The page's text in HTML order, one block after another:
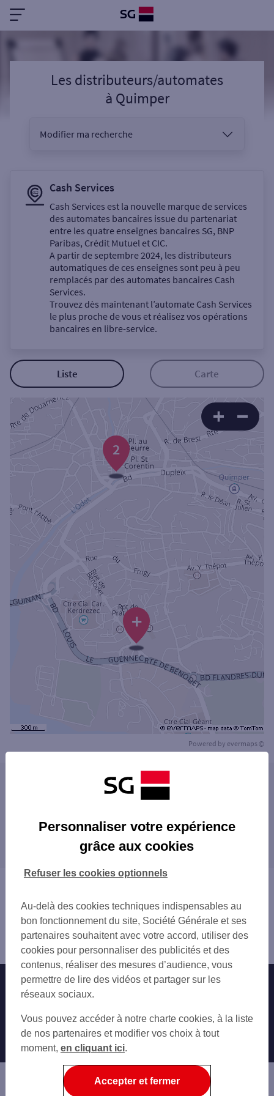
Les distributeurs/automates
à Quimper
Modifier ma recherche
Sélectionnez votre recherche
Un service
Autour de moi
Ville / Code postal
Cash Services
Cash Services est la nouvelle marque de services
des automates bancaires issue du partenariat
entre les quatre enseignes bancaires SG, BNP
Paribas, Crédit Mutuel et CIC.
A partir de septembre 2024, les distributeurs
automatiques de ces enseignes sont peu à peu
remplacés par des automates bancaires Cash
Services.
Trouvez dès maintenant l’automate Cash Services
le plus proche de vous et réalisez vos opérations
bancaires en libre-service.
Liste Carte
+
2
Powered by evermaps ©
Les distributeurs/automates dans les villes à
DOUARNENEZ
Les distributeurs/automates dans les
départements limitrophes
56 MORBIHAN
Finistère
Nos engagements Nous contacter
Autres sites SG
Professionnels
Entreprises
Associations
Personnaliser votre expérience
grâce aux cookies
Au-delà des cookies techniques indispensables au
bon fonctionnement du site, Société Générale et ses
partenaires souhaitent avec votre accord, utiliser des
cookies pour personnaliser des publicités et des
contenus, réaliser des mesures d’audience, vous
permettre de lire des vidéos et partager sur les
réseaux sociaux.
Vous pouvez accéder à notre charte cookies, à la liste
de nos partenaires et modifier vos choix à tout
moment, en cliquant ici.
Refuser les cookies optionnels
Accepter et fermer